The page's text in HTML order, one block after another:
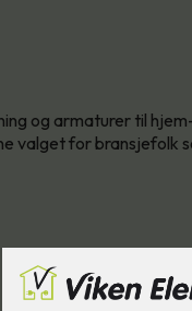
og armaturer til
valget for bransjefolk